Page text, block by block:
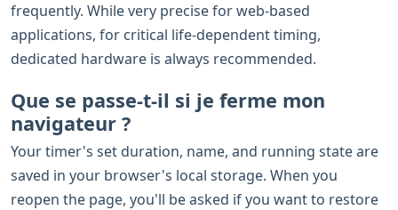
frequently. While very precise for web-based
applications, for critical life-dependent timing,
dedicated hardware is always recommended.
Que se passe-t-il si je ferme mon
navigateur ?
Your timer's set duration, name, and running state are
saved in your browser's local storage. When you
reopen the page, you'll be asked if you want to restore